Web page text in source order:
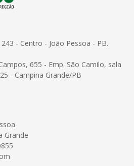
- Centro - João Pessoa - PB.
655 - Emp. São Camilo, sala
- Campina Grande/PB
Grande